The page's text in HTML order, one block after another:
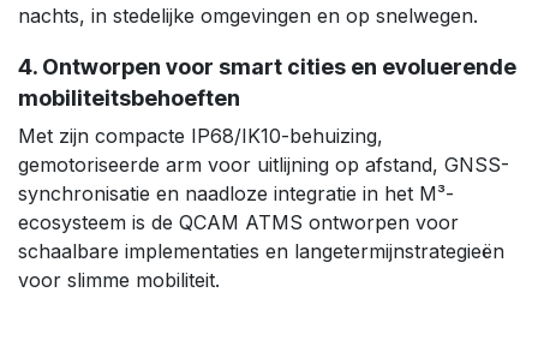
nachts, in stedelijke omgevingen en op snelwegen.
4. Ontworpen voor smart cities en evoluerende
mobiliteitsbehoeften ​
Met zijn compacte IP68/IK10-behuizing,
gemotoriseerde arm voor uitlijning op afstand, GNSS-
synchronisatie en naadloze integratie in het M³-
ecosysteem is de QCAM ATMS ontworpen voor
schaalbare implementaties en langetermijnstrategieën
voor slimme mobiliteit. ​